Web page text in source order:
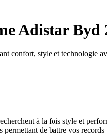
Adistar Byd
confort, style et technologie
à la fois style et
de battre vos